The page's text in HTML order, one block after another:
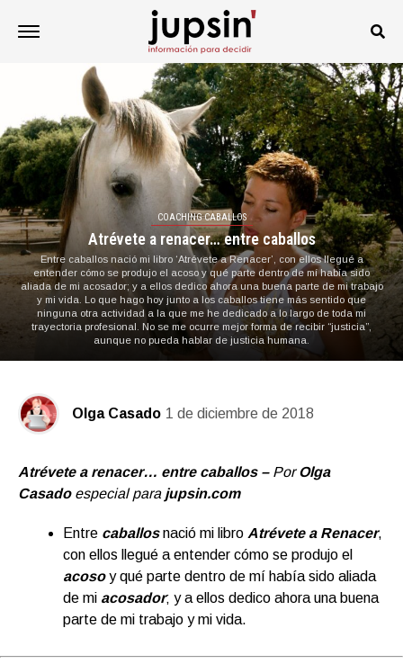
COACHING CABALLOS
Atrévete a renacer… entre caballos
Entre caballos nació mi libro ‘Atrévete a Renacer’, con ellos llegué a
entender cómo se produjo el acoso y qué parte dentro de mí había sido
aliada de mi acosador; y a ellos dedico ahora una buena parte de mi trabajo
y mi vida. Lo que hago hoy junto a los caballos tiene más sentido que
ninguna otra actividad a la que me he dedicado a lo largo de toda mi
trayectoria profesional. No se me ocurre mejor forma de recibir “justicia”,
aunque no pueda hablar de justicia humana.
Olga Casado 1 de diciembre de 2018
Atrévete a renacer… entre caballos – PorOlga
Casado especial para jupsin.com
Entre caballosnació mi libro Atrévete a Renacer,
con ellos llegué a entender cómo se produjo el
acoso y qué parte dentro de mí había sido aliada
de mi acosador; y a ellos dedico ahora una buena
parte de mi trabajo y mi vida.